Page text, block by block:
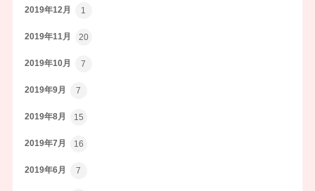
2019年12月 1
2019年11月 20
2019年10月 7
2019年9月 7
2019年8月 15
2019年7月 16
2019年6月 7